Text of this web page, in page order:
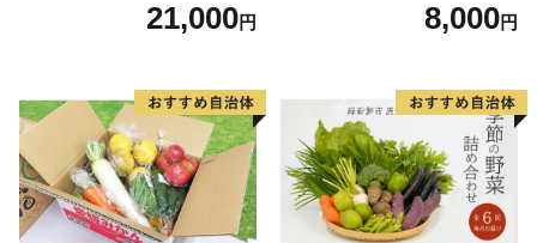
kg サイズ混合 サツマイモ 焼
芋 ほしいも スイートポテト
いも天 サイズミックス 甘い
ねっとり 生芋 新芋 あんのう
いも 甘藷 べにはるか スイー
ツ 国産 糖度 産地直送 農家直
送 数量限定 21000円 愛媛 愛
南 ミッチーのおみかん畑
21,000円
芋 やきいも スイートポテト
8,000円